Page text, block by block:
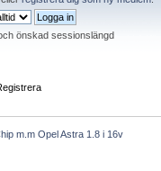
önskad sessionslängd
m.m Opel Astra 1.8 i 16v